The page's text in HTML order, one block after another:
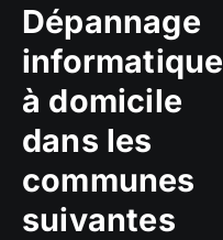
Dépannage
informatique
à domicile
dans les
communes
suivantes